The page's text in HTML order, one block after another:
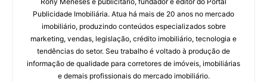
Publicidade Imobiliária. Atua há mais de 20 anos no mercado
imobiliário, produzindo conteúdos especializados sobre
marketing, vendas, legislação, crédito imobiliário, tecnologia e
tendências do setor. Seu trabalho é voltado à produção de
informação de qualidade para corretores de imóveis, imobiliárias
e demais profissionais do mercado imobiliário.